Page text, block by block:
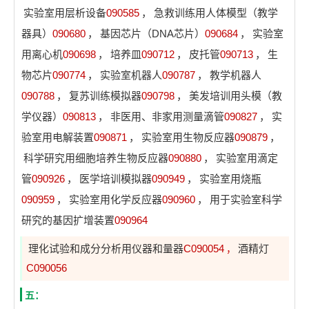
实验室用层析设备090585 ，
急救训练用人体模型（教学
器具） 090680 ， 基因芯片（DNA芯片） 090684 ，
实验室
用离心机090698 ， 培养皿090712 ， 皮托管090713 ，
生
物芯片090774 ， 实验室机器人090787 ，
教学机器人
090788 ， 复苏训练模拟器090798 ，
美发培训用头模（教
学仪器） 090813 ， 非医用、非家用测量滴管090827 ，
实
验室用电解装置090871 ， 实验室用生物反应器090879 ，
科学研究用细胞培养生物反应器090880 ，
实验室用滴定
管090926 ， 医学培训模拟器090949 ，
实验室用烧瓶
090959 ， 实验室用化学反应器090960 ，
用于实验室科学
研究的基因扩增装置090964
理化试验和成分分析用仪器和量器C090054 ，
酒精灯
C090056
五：